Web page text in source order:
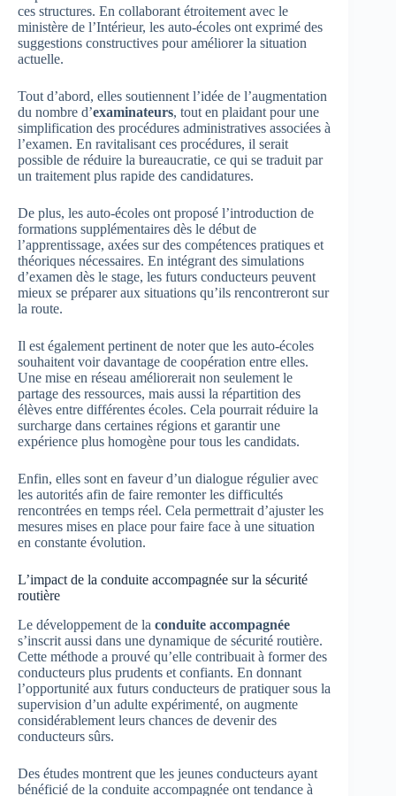
ces structures. En collaborant étroitement avec le
ministère de l’Intérieur, les auto-écoles ont exprimé des
suggestions constructives pour améliorer la situation
actuelle.
Tout d’abord, elles soutiennent l’idée de l’augmentation
du nombre d’examinateurs, tout en plaidant pour une
simplification des procédures administratives associées à
l’examen. En ravitalisant ces procédures, il serait
possible de réduire la bureaucratie, ce qui se traduit par
un traitement plus rapide des candidatures.
De plus, les auto-écoles ont proposé l’introduction de
formations supplémentaires dès le début de
l’apprentissage, axées sur des compétences pratiques et
théoriques nécessaires. En intégrant des simulations
d’examen dès le stage, les futurs conducteurs peuvent
mieux se préparer aux situations qu’ils rencontreront sur
la route.
Il est également pertinent de noter que les auto-écoles
souhaitent voir davantage de coopération entre elles.
Une mise en réseau améliorerait non seulement le
partage des ressources, mais aussi la répartition des
élèves entre différentes écoles. Cela pourrait réduire la
surcharge dans certaines régions et garantir une
expérience plus homogène pour tous les candidats.
Enfin, elles sont en faveur d’un dialogue régulier avec
les autorités afin de faire remonter les difficultés
rencontrées en temps réel. Cela permettrait d’ajuster les
mesures mises en place pour faire face à une situation
en constante évolution.
L’impact de la conduite accompagnée sur la sécurité
routière
Le développement de la conduite accompagnée
s’inscrit aussi dans une dynamique de sécurité routière.
Cette méthode a prouvé qu’elle contribuait à former des
conducteurs plus prudents et confiants. En donnant
l’opportunité aux futurs conducteurs de pratiquer sous la
supervision d’un adulte expérimenté, on augmente
considérablement leurs chances de devenir des
conducteurs sûrs.
Des études montrent que les jeunes conducteurs ayant
bénéficié de la conduite accompagnée ont tendance à